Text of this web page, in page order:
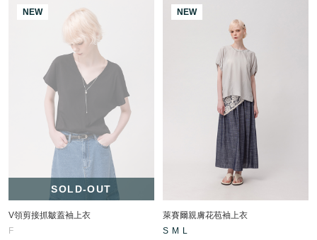
SOLD-OUT
NEW
V領剪接抓皺蓋袖上衣
F
NEW
萊賽爾親膚花苞袖上衣
S M L